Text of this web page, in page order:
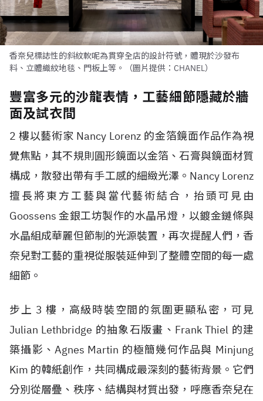
香奈兒標誌性的斜紋軟呢為貫穿全店的設計符號，體現於沙發布
料、立體織紋地毯、門板上等。（圖片提供：CHANEL）
豐富多元的沙龍表情，工藝細節隱藏於牆
面及試衣間
2 樓以藝術家 Nancy Lorenz 的金箔鏡面作品作為視
覺焦點，其不規則圓形鏡面以金箔、石膏與鏡面材質
構成，散發出帶有手工感的細緻光澤。Nancy Lorenz
擅長將東方工藝與當代藝術結合，抬頭可見由
Goossens 金銀工坊製作的水晶吊燈，以鍍金鏈條與
水晶組成華麗但節制的光源裝置，再次提醒人們，香
奈兒對工藝的重視從服裝延伸到了整體空間的每一處
細節。
步上 3 樓，高級時裝空間的氛圍更顯私密，可見
Julian Lethbridge 的抽象石版畫、Frank Thiel 的建
築攝影、Agnes Martin 的極簡幾何作品與 Minjung
Kim 的韓紙創作，共同構成最深刻的藝術背景。它們
分別從層疊、秩序、結構與材質出發，呼應香奈兒在